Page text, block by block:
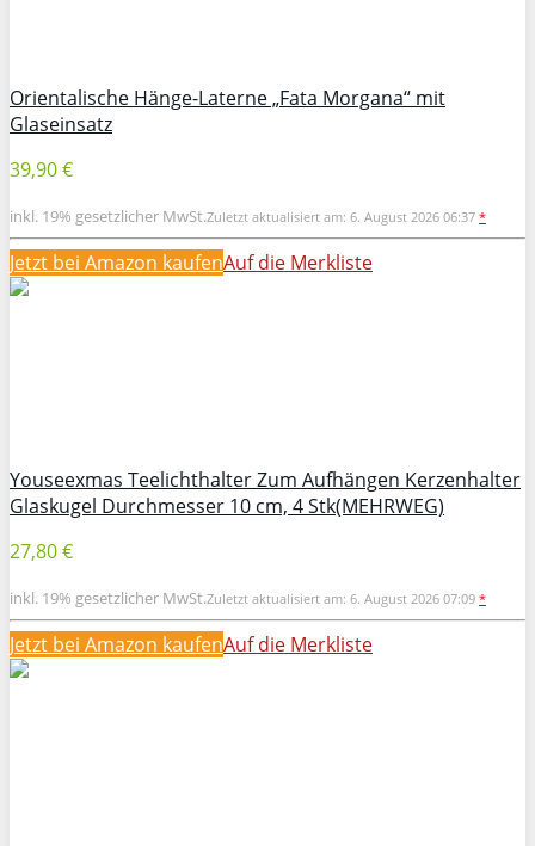
Orientalische Hänge-Laterne „Fata Morgana“ mit
Glaseinsatz
39,90 €
inkl. 19% gesetzlicher MwSt.Zuletzt aktualisiert am: 6. August 2026 06:37 *
Jetzt bei Amazon kaufenAuf die Merkliste
Youseexmas Teelichthalter Zum Aufhängen Kerzenhalter
Glaskugel Durchmesser 10 cm, 4 Stk(MEHRWEG)
27,80 €
inkl. 19% gesetzlicher MwSt.Zuletzt aktualisiert am: 6. August 2026 07:09 *
Jetzt bei Amazon kaufenAuf die Merkliste